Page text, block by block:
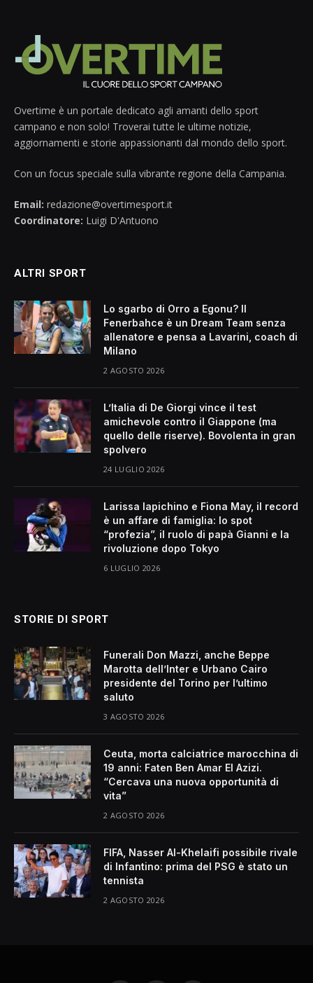
Overtime è un portale dedicato agli amanti dello sport
campano e non solo! Troverai tutte le ultime notizie,
aggiornamenti e storie appassionanti dal mondo dello sport.
Con un focus speciale sulla vibrante regione della Campania.
Email: redazione@overtimesport.it
Coordinatore: Luigi D'Antuono
ALTRI SPORT
Lo sgarbo di Orro a Egonu? Il
Fenerbahce è un Dream Team senza
allenatore e pensa a Lavarini, coach di
Milano
2 AGOSTO 2026
L’Italia di De Giorgi vince il test
amichevole contro il Giappone (ma
quello delle riserve). Bovolenta in gran
spolvero
24 LUGLIO 2026
Larissa Iapichino e Fiona May, il record
è un affare di famiglia: lo spot
“profezia”, il ruolo di papà Gianni e la
rivoluzione dopo Tokyo
6 LUGLIO 2026
STORIE DI SPORT
Funerali Don Mazzi, anche Beppe
Marotta dell’Inter e Urbano Cairo
presidente del Torino per l’ultimo
saluto
3 AGOSTO 2026
Ceuta, morta calciatrice marocchina di
19 anni: Faten Ben Amar El Azizi.
“Cercava una nuova opportunità di
vita”
2 AGOSTO 2026
FIFA, Nasser Al-Khelaifi possibile rivale
di Infantino: prima del PSG è stato un
tennista
2 AGOSTO 2026